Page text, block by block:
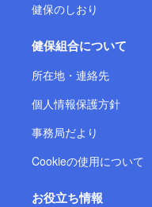
健保のしおり
健保組合について
所在地・連絡先
個人情報保護方針
事務局だより
Cookieの使用について
お役立ち情報